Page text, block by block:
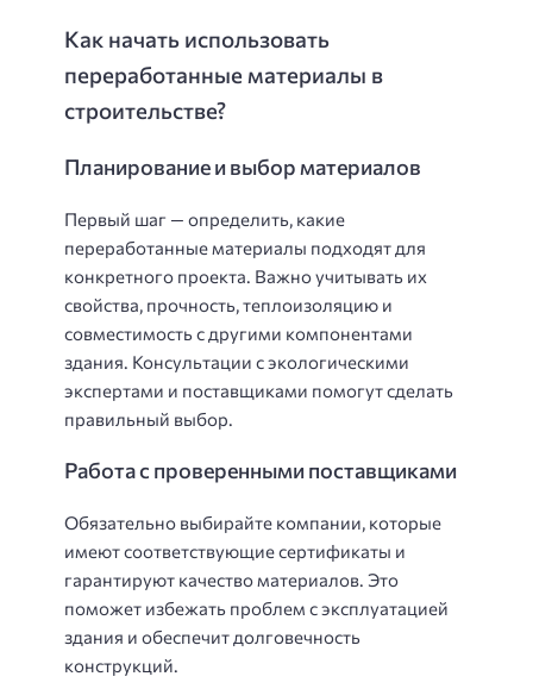
Как начать использовать
переработанные материалы в
строительстве?
Планирование и выбор материалов
Первый шаг — определить, какие
переработанные материалы подходят для
конкретного проекта. Важно учитывать их
свойства, прочность, теплоизоляцию и
совместимость с другими компонентами
здания. Консультации с экологическими
экспертами и поставщиками помогут сделать
правильный выбор.
Работа с проверенными поставщиками
Обязательно выбирайте компании, которые
имеют соответствующие сертификаты и
гарантируют качество материалов. Это
поможет избежать проблем с эксплуатацией
здания и обеспечит долговечность
конструкций.